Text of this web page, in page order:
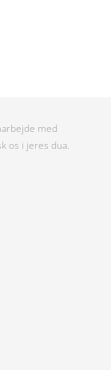
med
os i jeres dua.